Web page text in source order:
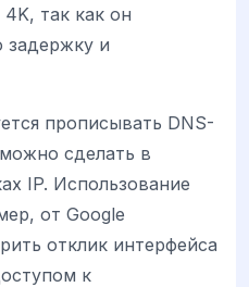
так как он
задержку и
прописывать DNS-
сделать в
IP. Использование
от Google
отклик интерфейса
к